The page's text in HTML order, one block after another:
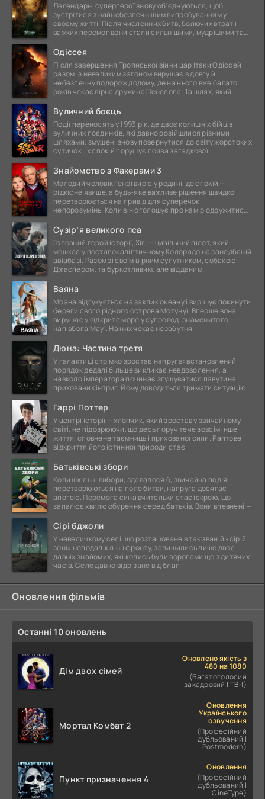
Легендарні супергерої знову об'єднуються, щоб
зустрітися з найнебезпечнішим випробуванням у
своєму житті. Після численних битв, болючих втрат і
важких перемог вони стали сильнішими, мудрішими та
Одіссея
Після завершення Троянської війни цар Ітаки Одіссей
разом із невеликим загоном вирушає в довгу й
небезпечну подорож додому, де на нього вже багато
років чекає вірна дружина Пенелопа. Та шлях, який
Вуличний боєць
Події переносять у 1993 рік, де двоє колишніх бійців
вуличних поєдинків, які давно розійшлися різними
шляхами, змушені знову повернутися до світу жорстоких
сутичок. Їх спокій порушує поява загадкової
Знайомство з Факерами 3
Молодий чоловік Генрі виріс у родині, де спокій —
рідкісне явище, а будь-яке важливе рішення швидко
перетворюється на привід для суперечок і
непорозумінь. Коли він оголошує про намір одружитися,
Сузір’я великого пса
Головний герой історії, Хіг, — цивільний пілот, який
мешкає у постапокаліптичному Колорадо на занедбаній
авіабазі. Разом зі своїм вірним супутником, собакою
Джаспером, та буркотливим, але відданим
Ваяна
Моана відгукується на заклик океану і вирішує покинути
береги свого рідного острова Мотунуї. Вперше вона
вирушає у відкрите море у супроводі знаменитого
напівбога Мауї. На них чекає незабутня
Дюна: Частина третя
У галактиці стрімко зростає напруга: встановлений
порядок дедалі більше викликає невдоволення, а
навколо імператора починає згущуватися павутина
прихованих інтриг. Йому доводиться тримати ситуацію
Гаррі Поттер
У центрі історії — хлопчик, який зростав у звичайному
світі, не підозрюючи, що десь поруч тече зовсім інше
життя, сповнене таємниць і прихованої сили. Раптове
відкриття його істинної природи стає
Батьківські збори
Коли шкільні вибори, здавалося б, звичайна подія,
перетворюються на поле битви, напруга досягає
апогею. Перемога сина вчительки стає іскрою, що
запалює хвилю обурення серед батьків. Вони впевнені —
Сірі бджоли
У невеличкому селі, що розташоване в так званій «сірій
зоні» неподалік лінії фронту, залишились лише двоє
давніх знайомих, які колись були ворогами ще з дитячих
часів. Село давно відрізане від благ
Оновлення фільмів
Останні 10 оновлень
Дім двох сімей
Оновлено якість з
480 на 1080
(Багатоголосий
закадровий | ТВ-І)
Мортал Комбат 2
Оновлення
Українського
озвучення
(Професійний
дубльований |
Postmodern)
Пункт призначення 4
Оновлення
(Професійний
дубльований |
CineType)